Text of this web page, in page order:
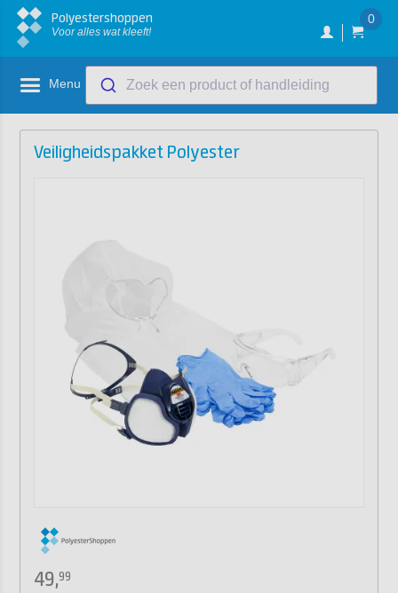
Polyestershoppen
Voor alles wat kleeft!
0
Menu Zoek een product of handleiding
Veiligheidspakket Polyester
49,99